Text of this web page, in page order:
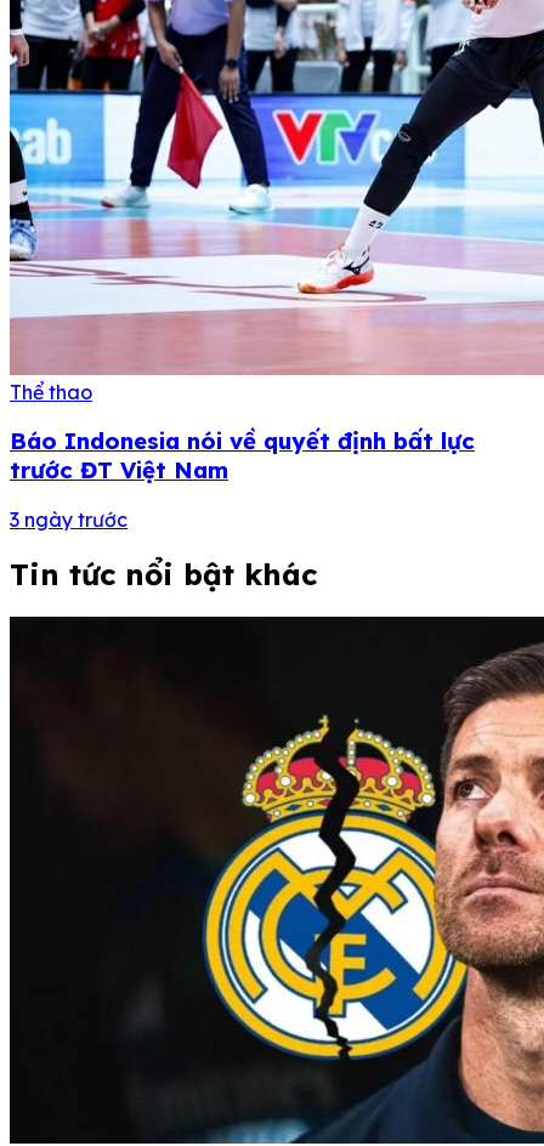
Thể thao
Báo Indonesia nói về quyết định bất lực
trước ĐT Việt Nam
3 ngày trước
Tin tức nổi bật khác